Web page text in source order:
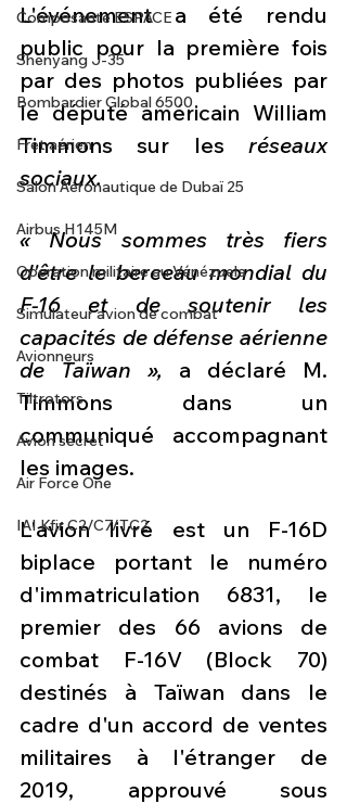
Composante ESPACE
Shenyang J-35
Bombardier Global 6500
Fret aérien
Salon Aéronautique de Dubaï 25
Airbus H145M
Opération militaire au Vénézuela
Simulateur avion de combat
Avionneurs
Tiltrotors
Avion secret
Air Force One
IAI Kfir C2/C7/TC2
L'événement a été rendu
public pour la première fois
par des photos publiées par
le député américain William
Timmons sur les réseaux
sociaux.
« Nous sommes très fiers
d'être le berceau mondial du
F-16 et de soutenir les
capacités de défense aérienne
de Taïwan », a déclaré M.
Timmons dans un
communiqué accompagnant
les images.
L'avion livré est un F-16D
biplace portant le numéro
d'immatriculation 6831, le
premier des 66 avions de
combat F-16V (Block 70)
destinés à Taïwan dans le
cadre d'un accord de ventes
militaires à l'étranger de
2019, approuvé sous